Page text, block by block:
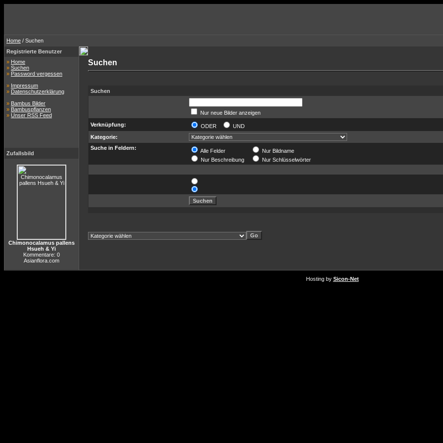
Home / Suchen
Registrierte Benutzer
» Home
» Suchen
» Password vergessen
» Impressum
» Datenschutzerklärung
» Bambus Bilder
» Bambuspflanzen
» Unser RSS Feed
Zufallsbild
Chimonocalamus pallens
Hsueh & Yi
Kommentare: 0
Asianflora.com
Suchen
Suchen
Nur neue Bilder anzeigen
Verknüpfung:
ODER
UND
Kategorie:
Suche in Feldern:
Alle Felder
Nur Bildname
Nur Beschreibung
Nur Schlüsselwörter
Hosting by Sicon-Net